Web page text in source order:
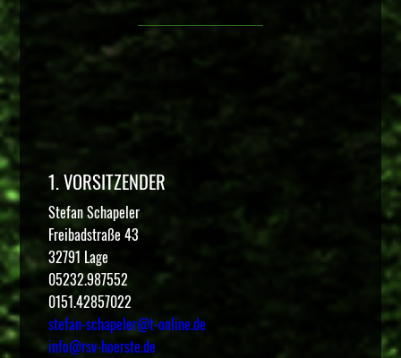
1. VORSITZENDER
Stefan Schapeler
Freibadstraße 43
32791 Lage
05232.987552
0151.42857022
stefan-schapeler@t-online.de
info@rsv-hoerste.de